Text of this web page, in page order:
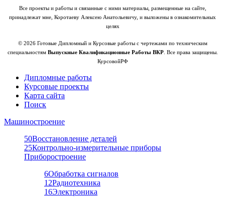
Все проекты и работы и связанные с ними материалы, размещенные на сайте,
принадлежат мне, Коротаеву Алексею Анатольевичу, и выложены в ознакомительных
целях
© 2026 Готовые Дипломный и Курсовые работы с чертежами по техническим
специальностям Выпускные Квалификационные Работы ВКР. Все права защищены.
КурсовойРФ
Дипломные работы
Курсовые проекты
Карта сайта
Поиск
Машиностроение
50Восстановление деталей
25Контрольно-измерительные приборы
Приборостроение
6Обработка сигналов
12Радиотехника
16Электроника